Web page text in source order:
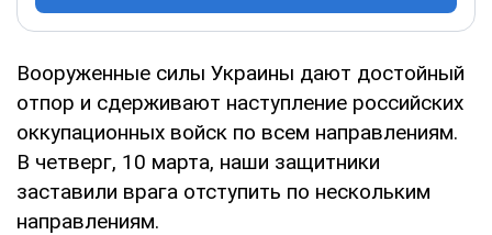
Вооруженные силы Украины дают достойный
отпор и сдерживают наступление российских
оккупационных войск по всем направлениям.
В четверг, 10 марта, наши защитники
заставили врага отступить по нескольким
направлениям.